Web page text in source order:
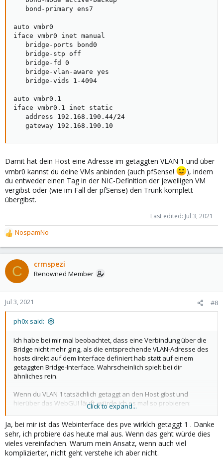
   bond-primary ens7
auto vmbr0
iface vmbr0 inet manual
   bridge-ports bond0
   bridge-stp off
   bridge-fd 0
   bridge-vlan-aware yes
   bridge-vids 1-4094
auto vmbr0.1
iface vmbr0.1 inet static
   address 192.168.190.44/24
   gateway 192.168.190.10
Damit hat dein Host eine Adresse im getaggten VLAN 1 und über
vmbr0 kannst du deine VMs anbinden (auch pfSense!
), indem
du entweder einen Tag in der NIC-Definition der jeweiligen VM
vergibst oder (wie im Fall der pfSense) den Trunk komplett
übergibst.
Last edited: Jul 3, 2021
R
e
a
c
t
o
n
s
NospamNo
C crmspezi
Renowned Member
Jul 3, 2021 #8
ph0x said:
Ich habe bei mir mal beobachtet, dass eine Verbindung über die
Bridge nicht mehr ging, als die entsprechende VLAN-Adresse des
hosts direkt auf dem Interface definiert hab statt auf einem
getaggten Bridge-Interface. Wahrscheinlich spielt bei dir
ähnliches rein.
Wenn du VLAN 1 tatsächlich getaggt an den Host gibst und
hierüber das WebGUI läuft, würde ich es mal so probieren:
Code:
auto lo
iface lo inet loopback
Click to expand...
Ja, bei mir ist das Webinterface des pve wirklch getaggt 1 . Danke
sehr, ich probiere das heute mal aus. Wenn das geht würde dies
vieles vereinfachen. Warum mein Ansatz, wenn auch viel
komplizierter, nicht geht verstehe ich aber nicht.